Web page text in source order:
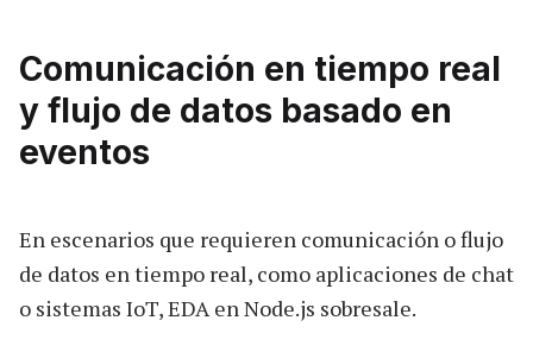
Comunicación en tiempo real
y flujo de datos basado en
eventos
En escenarios que requieren comunicación o flujo
de datos en tiempo real, como aplicaciones de chat
o sistemas IoT, EDA en Node.js sobresale.